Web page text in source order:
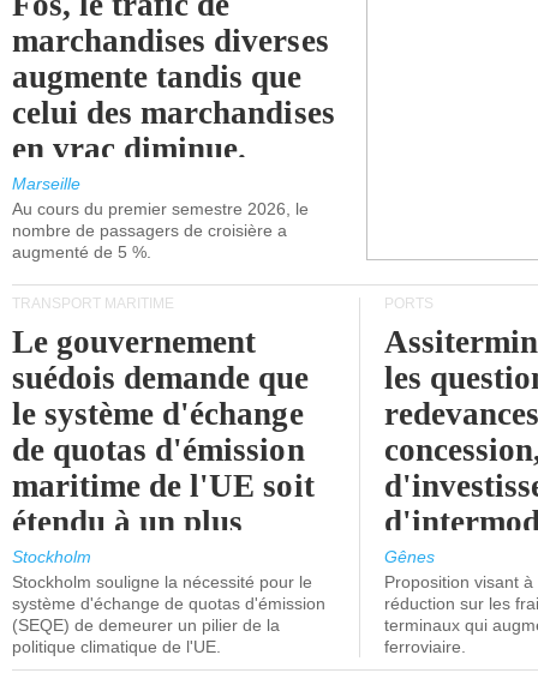
marchandises diverses
augmente tandis que
celui des marchandises
en vrac diminue.
Marseille
Au cours du premier semestre 2026, le
nombre de passagers de croisière a
augmenté de 5 %.
TRANSPORT MARITIME
Le gouvernement
suédois demande que
le système d'échange
de quotas d'émission
maritime de l'UE soit
étendu à un plus
grand nombre de
navires.
Stockholm
Stockholm souligne la nécessité pour le
système d'échange de quotas d'émission
(SEQE) de demeurer un pilier de la
politique climatique de l'UE.
PORTS
les
l'attention
politiciens.
Gênes
Proposition visant
réduction sur les
terminaux qui
ferroviaire.